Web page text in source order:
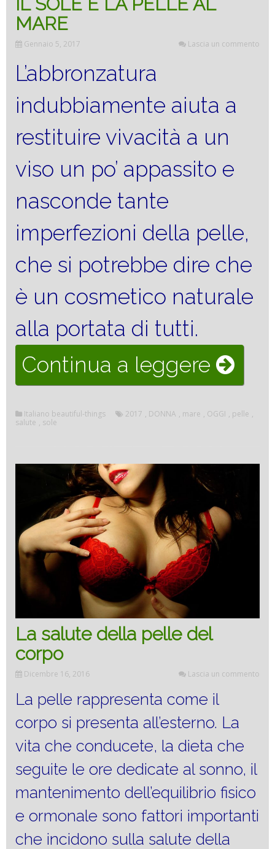
MARE
Gennaio 5, 2017 Lascia un commento
L’abbronzatura
indubbiamente aiuta a
restituire vivacità a un
viso un po’ appassito e
nasconde tante
imperfezioni della pelle,
che si potrebbe dire che
è un cosmetico naturale
alla portata di tutti.
Continua a leggere “IL
LA
AL
Italiano beautiful-things 2017 , DONNA , mare , OGGI , pelle ,
salute , sole
La salute della pelle del
corpo
Dicembre 16, 2016 Lascia un commento
La pelle rappresenta come il
corpo si presenta all’esterno. La
vita che conducete, la dieta che
seguite le ore dedicate al sonno, il
mantenimento dell’equilibrio fisico
e ormonale sono fattori importanti
che incidono sulla salute della